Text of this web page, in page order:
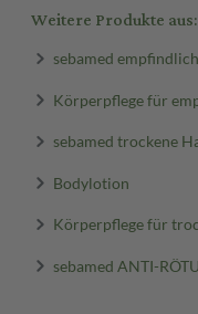
Weitere Produkte aus:
sebamed
Körperpflege für
sebamed trockene
Bodylotion
Körperpflege für
sebamed ANTI-